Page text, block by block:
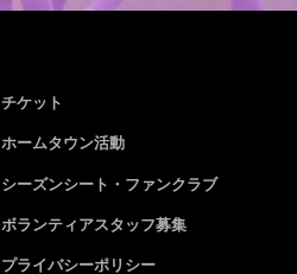
チケット
ホームタウン活動
シーズンシート・ファンクラブ
ボランティアスタッフ募集
プライバシーポリシー